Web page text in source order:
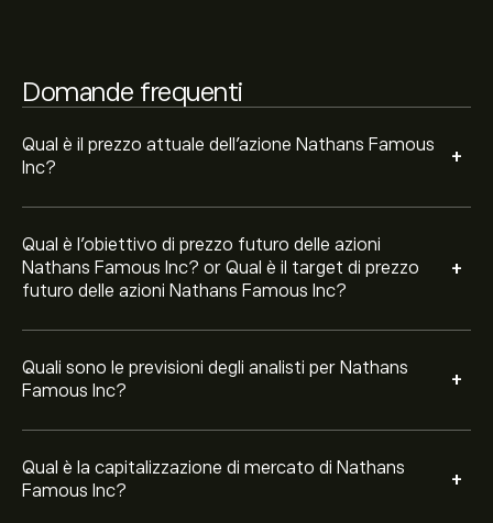
Domande frequenti
Qual è il prezzo attuale dell'azione Nathans Famous
Inc?
+
Qual è l'obiettivo di prezzo futuro delle azioni
Nathans Famous Inc? or Qual è il target di prezzo
futuro delle azioni Nathans Famous Inc?
+
Quali sono le previsioni degli analisti per Nathans
Famous Inc?
+
Qual è la capitalizzazione di mercato di Nathans
Famous Inc?
+